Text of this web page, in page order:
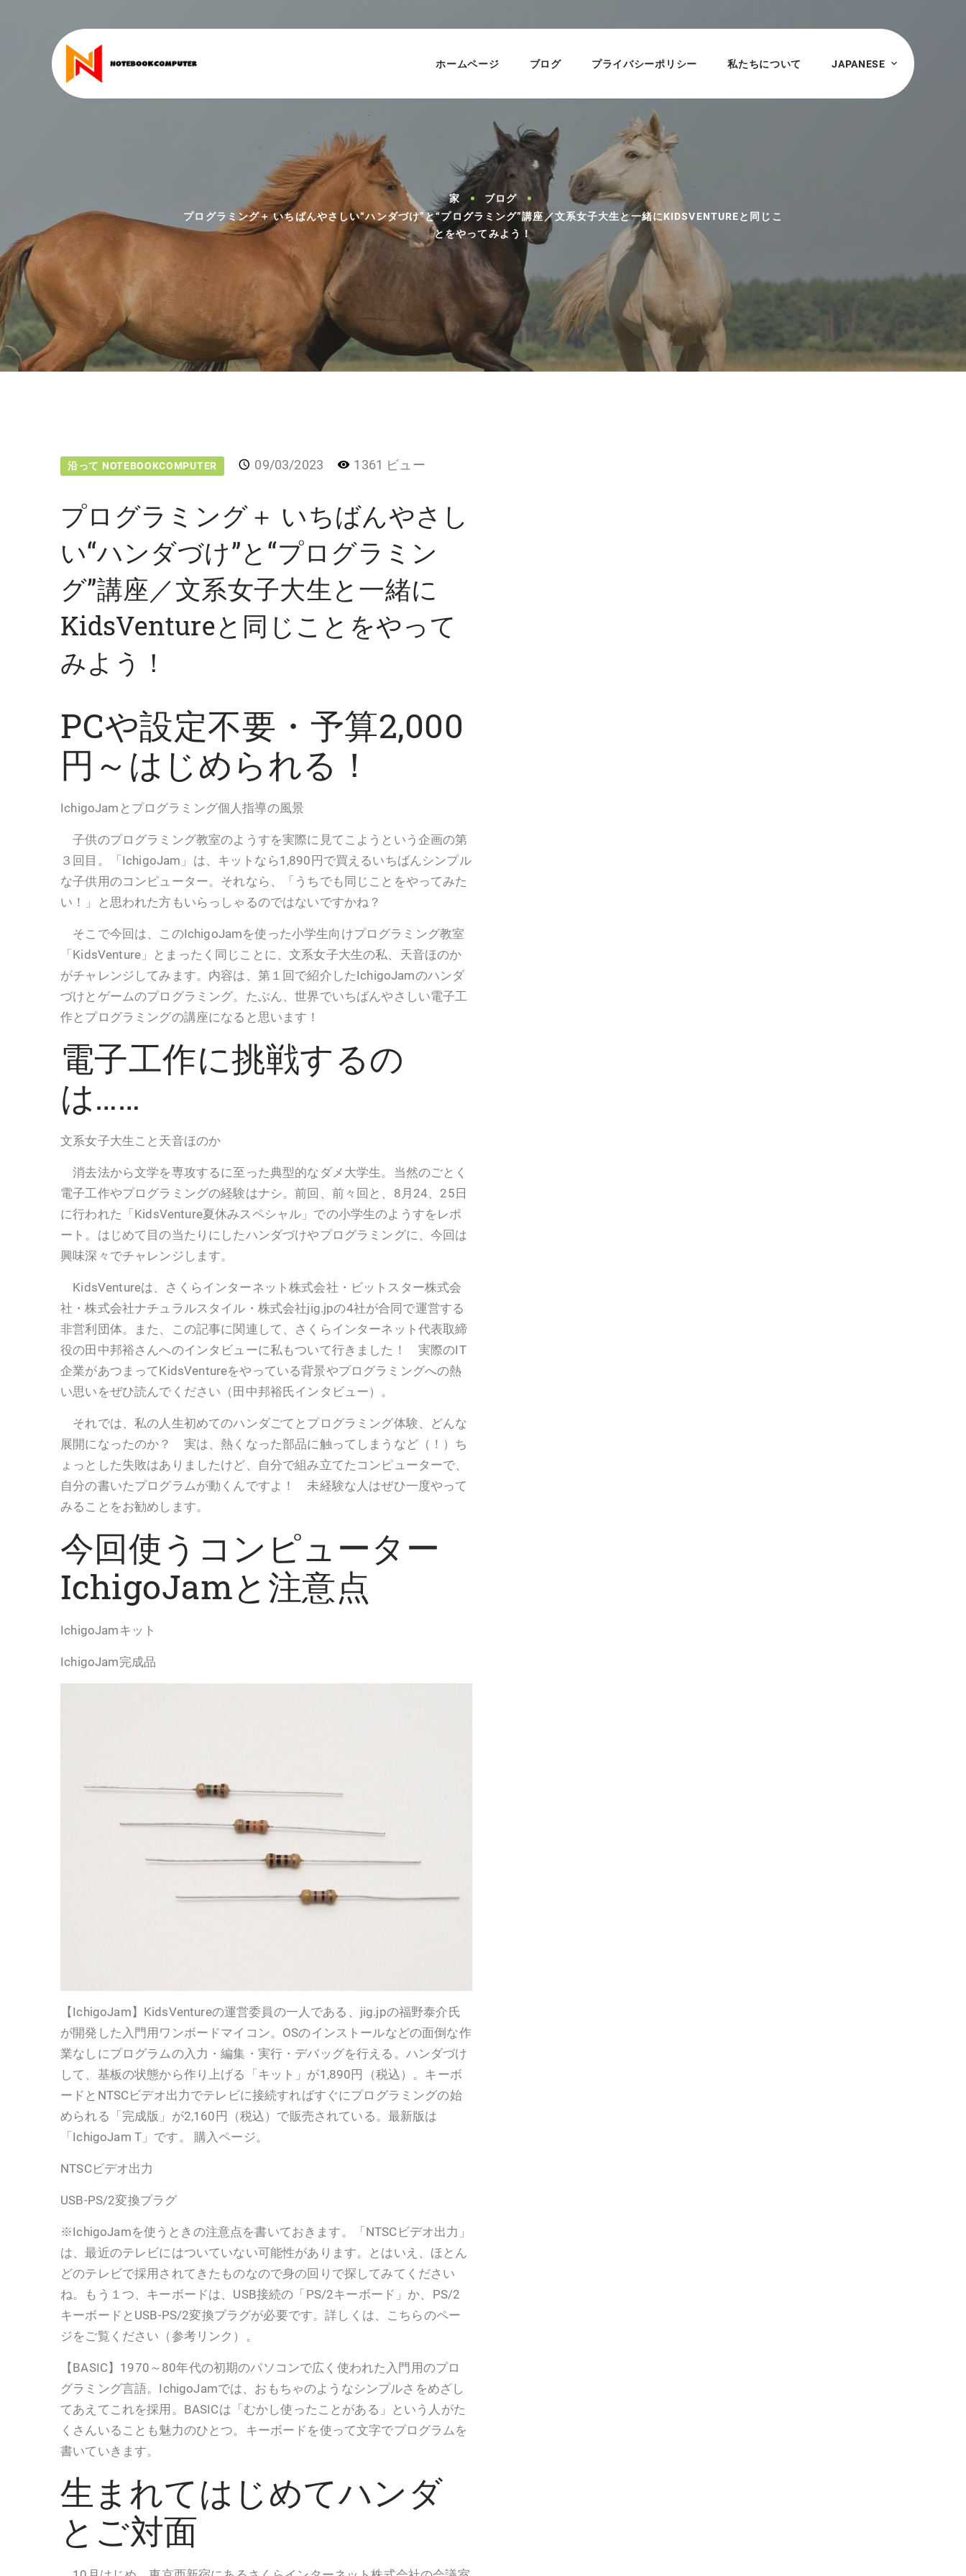
ホームページ ブログ プライバシーポリシー 私たちについて JAPANESE
家
ブログ
プログラミング＋ いちばんやさしい“ハンダづけ”と“プログラミング”講座／文系女子大生と一緒にKIDSVENTUREと同じこ
とをやってみよう！
沿って NOTEBOOKCOMPUTER 09/03/2023 1361 ビュー
プログラミング＋ いちばんやさし
い“ハンダづけ”と“プログラミン
グ”講座／文系女子大生と一緒に
KidsVentureと同じことをやって
みよう！
PCや設定不要・予算2,000
円～はじめられる！
IchigoJamとプログラミング個人指導の風景
子供のプログラミング教室のようすを実際に見てこようという企画の第
３回目。「IchigoJam」は、キットなら1,890円で買えるいちばんシンプル
な子供用のコンピューター。それなら、「うちでも同じことをやってみた
い！」と思われた方もいらっしゃるのではないですかね？
そこで今回は、このIchigoJamを使った小学生向けプログラミング教室
「KidsVenture」とまったく同じことに、文系女子大生の私、天音ほのか
がチャレンジしてみます。内容は、第１回で紹介したIchigoJamのハンダ
づけとゲームのプログラミング。たぶん、世界でいちばんやさしい電子工
作とプログラミングの講座になると思います！
電子工作に挑戦するの
は……
文系女子大生こと天音ほのか
消去法から文学を専攻するに至った典型的なダメ大学生。当然のごとく
電子工作やプログラミングの経験はナシ。前回、前々回と、8月24、25日
に行われた「KidsVenture夏休みスペシャル」での小学生のようすをレポ
ート。はじめて目の当たりにしたハンダづけやプログラミングに、今回は
興味深々でチャレンジします。
KidsVentureは、さくらインターネット株式会社・ビットスター株式会
社・株式会社ナチュラルスタイル・株式会社jig.jpの4社が合同で運営する
非営利団体。また、この記事に関連して、さくらインターネット代表取締
役の田中邦裕さんへのインタビューに私もついて行きました！ 実際のIT
企業があつまってKidsVentureをやっている背景やプログラミングへの熱
い思いをぜひ読んでください（田中邦裕氏インタビュー）。
それでは、私の人生初めてのハンダごてとプログラミング体験、どんな
展開になったのか？ 実は、熱くなった部品に触ってしまうなど（！）ち
ょっとした失敗はありましたけど、自分で組み立てたコンピューターで、
自分の書いたプログラムが動くんですよ！ 未経験な人はぜひ一度やって
みることをお勧めします。
今回使うコンピューター
IchigoJamと注意点
IchigoJamキット
IchigoJam完成品
【IchigoJam】KidsVentureの運営委員の一人である、jig.jpの福野泰介氏
が開発した入門用ワンボードマイコン。OSのインストールなどの面倒な作
業なしにプログラムの入力・編集・実行・デバッグを行える。ハンダづけ
して、基板の状態から作り上げる「キット」が1,890円（税込）。キーボ
ードとNTSCビデオ出力でテレビに接続すればすぐにプログラミングの始
められる「完成版」が2,160円（税込）で販売されている。最新版は
「IchigoJam T」です。 購入ページ。
NTSCビデオ出力
USB-PS/2変換プラグ
※IchigoJamを使うときの注意点を書いておきます。「NTSCビデオ出力」
は、最近のテレビにはついていない可能性があります。とはいえ、ほとん
どのテレビで採用されてきたものなので身の回りで探してみてください
ね。もう１つ、キーボードは、USB接続の「PS/2キーボード」か、PS/2
キーボードとUSB-PS/2変換プラグが必要です。詳しくは、こちらのペー
ジをご覧ください（参考リンク）。
【BASIC】1970～80年代の初期のパソコンで広く使われた入門用のプロ
グラミング言語。IchigoJamでは、おもちゃのようなシンプルさをめざし
てあえてこれを採用。BASICは「むかし使ったことがある」という人がた
くさんいることも魅力のひとつ。キーボードを使って文字でプログラムを
書いていきます。
生まれてはじめてハンダ
とご対面